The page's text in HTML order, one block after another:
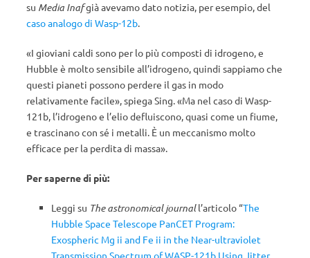
su Media Inafgià avevamo dato notizia, per esempio, del
caso analogo di Wasp-12b.
«I gioviani caldi sono per lo più composti di idrogeno, e
Hubble è molto sensibile all’idrogeno, quindi sappiamo che
questi pianeti possono perdere il gas in modo
relativamente facile», spiega Sing. «Ma nel caso di Wasp-
121b, l’idrogeno e l’elio defluiscono, quasi come un fiume,
e trascinano con sé i metalli. È un meccanismo molto
efficace per la perdita di massa».
Per saperne di più:
Leggi su The astronomical journall’articolo “The
Hubble Space Telescope PanCET Program:
Exospheric Mg ii and Fe ii in the Near-ultraviolet
Transmission Spectrum of WASP-121b Using Jitter